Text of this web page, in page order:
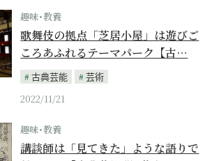
趣味･教養
歌舞伎の拠点「芝居小屋」は遊びご
ころあふれるテーマパーク【古…
古典芸能
芸術
2022/11/21
趣味･教養
講談師は「見てきた」ような語りで